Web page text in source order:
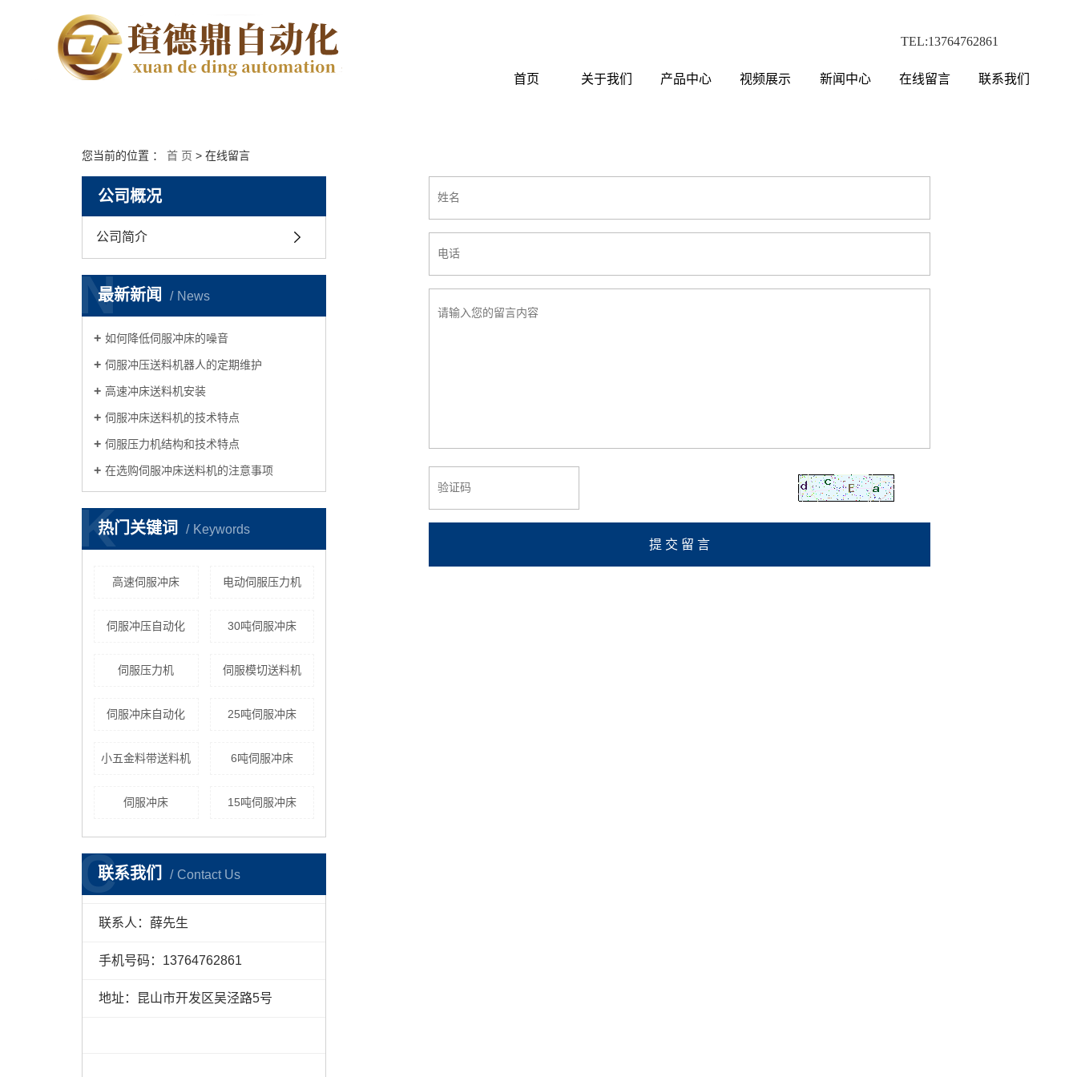
TEL:13764762861
首页 关于我们 产品中心 视频展示 新闻中心 在线留言 联系我们
您当前的位置 ： 首 页 > 在线留言
公司概况
公司简介
最新新闻 News
N
如何降低伺服冲床的噪音
伺服冲压送料机器人的定期维护
高速冲床送料机安装
伺服冲床送料机的技术特点
伺服压力机结构和技术特点
在选购伺服冲床送料机的注意事项
热门关键词 Keywords
K
高速伺服冲床 电动伺服压力机
伺服冲压自动化 30吨伺服冲床
伺服压力机 伺服模切送料机
伺服冲床自动化 25吨伺服冲床
小五金料带送料机 6吨伺服冲床
伺服冲床 15吨伺服冲床
联系我们 Contact Us
C
联系人：薛先生
手机号码：13764762861
地址：昆山市开发区吴泾路5号